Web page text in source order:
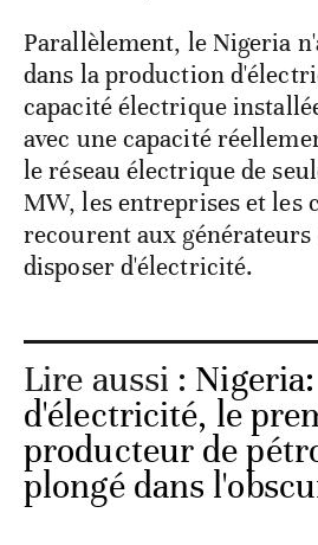
Parallèlement, le Nigeria
dans la production
capacité électrique
avec une capacité
le réseau électrique de
MW, les entreprises et les
recourent aux
disposer d'électricité.
Lire aussi :
d'électricité, le
producteur de
plongé dans